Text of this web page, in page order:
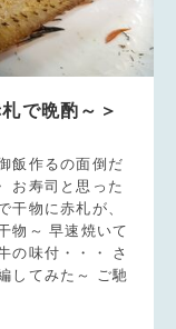
で晩酌～＞
飯作るの面倒だ
お寿司と思った
干物に赤札が、
物～ 早速焼いて
の味付・・・ さ
してみた～ ご馳